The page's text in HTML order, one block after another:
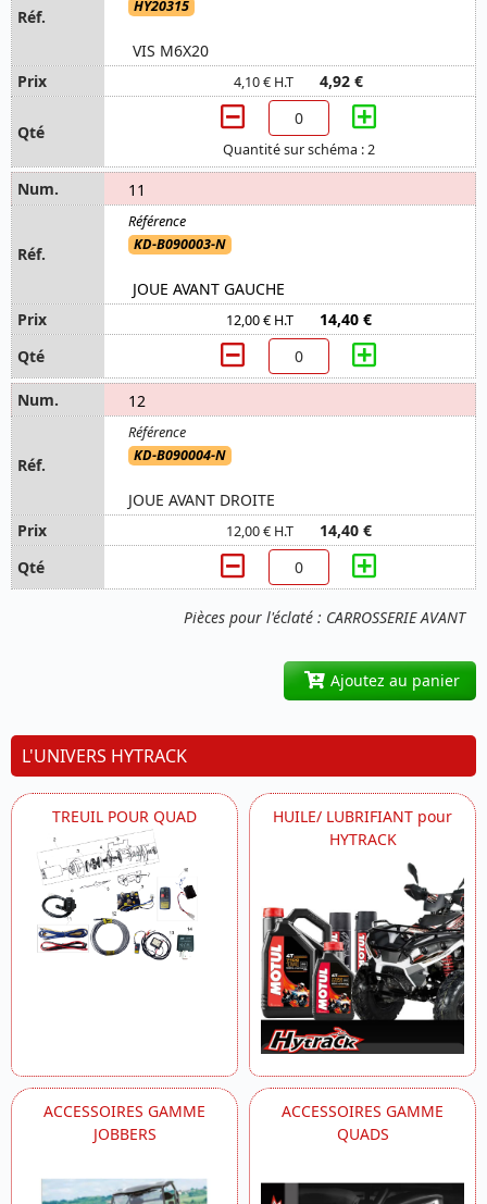
Pièces pour l'éclaté : CARROSSERIE AVANT
HY20315
VIS M6X20
4,10 € H.T 4,92 €
Quantité sur schéma : 2
11
KD-B090003-N
JOUE AVANT GAUCHE
12,00 € H.T 14,40 €
12
KD-B090004-N
JOUE AVANT DROITE
12,00 € H.T 14,40 €
Ajoutez au panier
L'UNIVERS HYTRACK
TREUIL POUR QUAD
HUILE/ LUBRIFIANT pour
HYTRACK
ACCESSOIRES GAMME
JOBBERS
ACCESSOIRES GAMME
QUADS